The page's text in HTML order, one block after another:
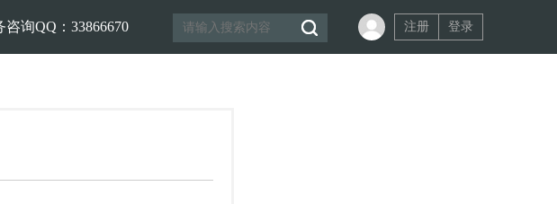
咨询QQ：33866670 注册 登录